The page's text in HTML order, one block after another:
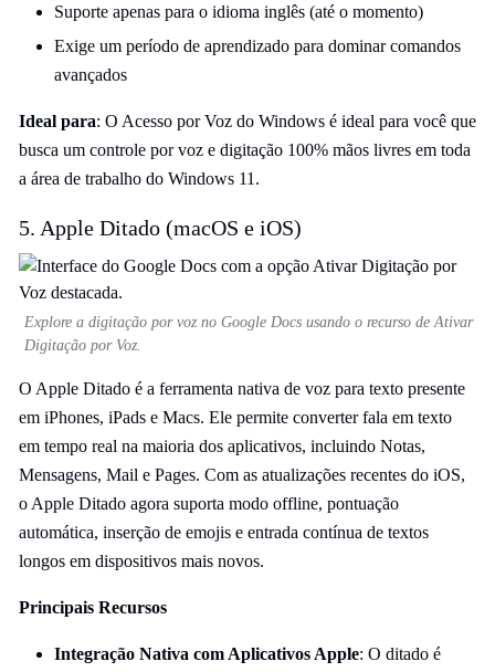
Suporte apenas para o idioma inglês (até o momento)
Exige um período de aprendizado para dominar comandos
avançados
Ideal para: O Acesso por Voz do Windows é ideal para você que
busca um controle por voz e digitação 100% mãos livres em toda
a área de trabalho do Windows 11.
5. Apple Ditado (macOS e iOS)
Explore a digitação por voz no Google Docs usando o recurso de Ativar
Digitação por Voz.
O Apple Ditado é a ferramenta nativa de voz para texto presente
em iPhones, iPads e Macs. Ele permite converter fala em texto
em tempo real na maioria dos aplicativos, incluindo Notas,
Mensagens, Mail e Pages. Com as atualizações recentes do iOS,
o Apple Ditado agora suporta modo offline, pontuação
automática, inserção de emojis e entrada contínua de textos
longos em dispositivos mais novos.
Principais Recursos
Integração Nativa com Aplicativos Apple: O ditado é